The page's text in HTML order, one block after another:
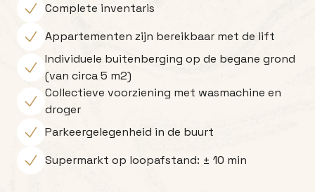
Complete inventaris
Appartementen zijn bereikbaar met de lift
Individuele buitenberging op de begane grond
(van circa 5 m2)
Collectieve voorziening met wasmachine en
droger
Parkeergelegenheid in de buurt
Supermarkt op loopafstand: ± 10 min